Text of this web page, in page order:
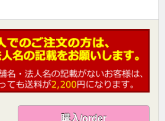
購入/order